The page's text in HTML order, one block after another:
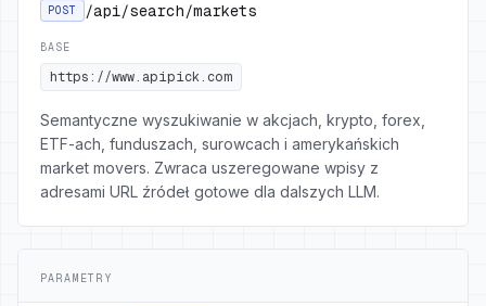
POST /api/search/markets
BASE
https://www.apipick.com
Semantyczne wyszukiwanie w akcjach, krypto, forex,
ETF-ach, funduszach, surowcach i amerykańskich
market movers. Zwraca uszeregowane wpisy z
adresami URL źródeł gotowe dla dalszych LLM.
PARAMETRY